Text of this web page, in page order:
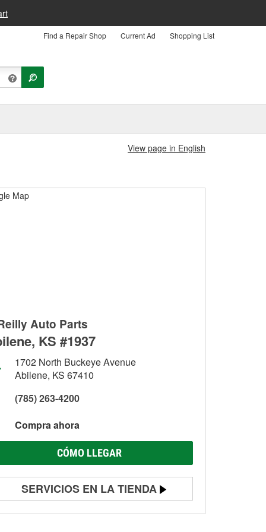
Find a Repair Shop Current Ad Shopping List
View page in English
Auto Parts
KS #1937
1702 North Buckeye Avenue
Abilene, KS 67410
(785) 263-4200
Compra ahora
CÓMO LLEGAR
SERVICIOS EN LA TIENDA
Prueba de batería